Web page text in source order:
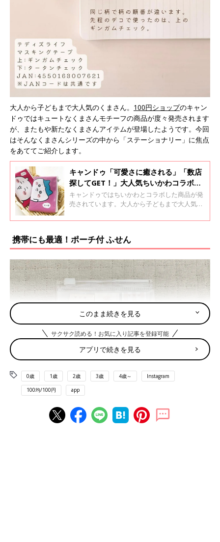
大人から子どもまで大人気のくまさん。 100円ショップのキャン
ドゥではキュートなくまさんモチーフの商品が度々発売されます
が、またもや新たなくまさんアイテムが登場したようです。今回
はそんなくまさんシリーズの中から「ステーショナリー」に焦点
をあててご紹介します。
キャンドゥ「可愛さに癒される」「数店
探してGET！」大人気ちいかわコラボグ
ッズ
キャンドゥではちいかわとコラボした商品が発
売されています。大人から子どもまで大人気の
のはうれしいですよね♪ そこで今回はキャンド
す。
携帯にも最適！ポーチ付 ふせん
このまま続きを見る
サクサク読める！お気に入り記事を登録可能
アプリで続きを見る
0歳 1歳 2歳 3歳 4歳～ Instagram
100均/100円 app